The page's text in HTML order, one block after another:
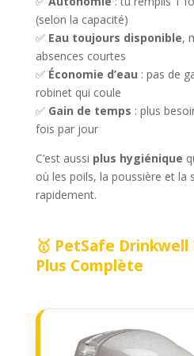
(selon la capacité)
✅ Eau toujours disponible,
absences courtes
✅ Économie d’eau : pas de
robinet qui coule
✅ Gain de temps : plus
fois par jour
C’est aussi plus hygiénique
où les poils, la poussière et la
rapidement.
🥇 PetSafe Drinkwell
Plus Complète